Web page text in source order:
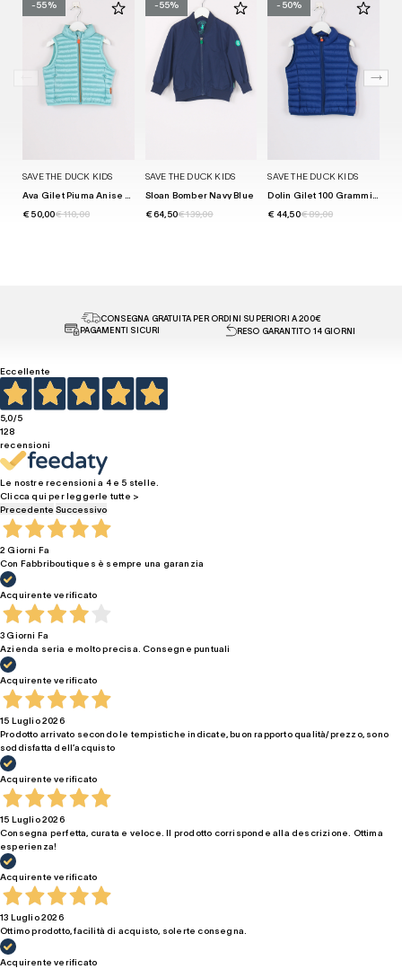
-55%
SAVE THE DUCK KIDS
€ 50,00€ 110,00
-55%
SAVE THE DUCK KIDS
Sloan Bomber Navy Blue
€ 64,50€ 139,00
-50%
SAVE THE DUCK KIDS
€ 44,50€ 89,00
CONSEGNA GRATUITA PER ORDINI SUPERIORI A 200€
PAGAMENTI SICURI
RESO GARANTITO 14 GIORNI
Eccellente
5,0/5
128
recensioni
Le nostre recensioni a 4 e 5 stelle.
Clicca qui per leggerle tutte >
Precedente Successivo
2 Giorni Fa
Con Fabbriboutiques è sempre una garanzia
Acquirente verificato
3 Giorni Fa
Azienda seria e molto precisa. Consegne puntuali
Acquirente verificato
15 Luglio 2026
Prodotto arrivato secondo le tempistiche indicate, buon rapporto qualità/prezzo, sono
soddisfatta dell’acquisto
Acquirente verificato
15 Luglio 2026
Consegna perfetta, curata e veloce. Il prodotto corrisponde alla descrizione. Ottima
esperienza!
Acquirente verificato
13 Luglio 2026
Ottimo prodotto, facilità di acquisto, solerte consegna.
Acquirente verificato